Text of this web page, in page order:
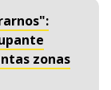
zonas